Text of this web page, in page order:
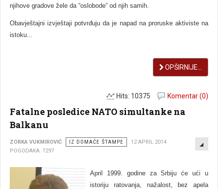
njihove gradove žele da “oslobode” od njih samih.
Obavještajni izvještaji potvrđuju da je napad na proruske aktiviste na
istoku...
OPŠIRNIJE...
Komentar (0)
Hits: 10375
Fatalne posledice NATO simultanke na
Balkanu
ZORKA VUKMIROVIĆ IZ DOMAĆE ŠTAMPE
12 APRIL 2014
POGODAKA: 7297
April 1999. godine za Srbiju će ući u
istoriju ratovanja, nažalost, bez apela